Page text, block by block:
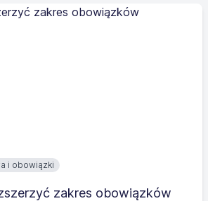
i obowiązki
zakres obowiązków